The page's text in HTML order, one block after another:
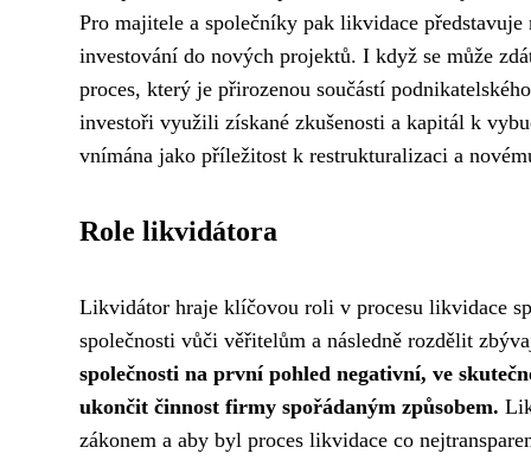
Pro majitele a společníky pak likvidace
investování do nových projektů. I když se může
proces, který je přirozenou součástí
investoři využili získané zkušenosti a kapitál k
vnímána jako příležitost k restrukturalizaci a
Role likvidátora
Likvidátor hraje klíčovou roli v procesu likvidace
společnosti vůči věřitelům a následně rozdělit
společnosti na první pohled negativní, ve
ukončit činnost firmy spořádaným způsobem.
zákonem a aby byl proces likvidace co